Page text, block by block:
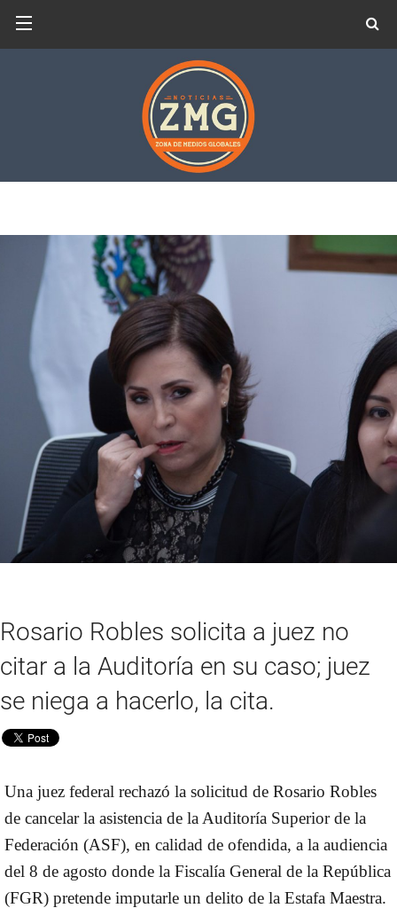
Rosario Robles solicita a juez no
citar a la Auditoría en su caso; juez
se niega a hacerlo, la cita.
Una juez federal rechazó la solicitud de Rosario Robles
de cancelar la asistencia de la Auditoría Superior de la
Federación (ASF), en calidad de ofendida, a la audiencia
del 8 de agosto donde la Fiscalía General de la República
(FGR) pretende imputarle un delito de la Estafa Maestra.